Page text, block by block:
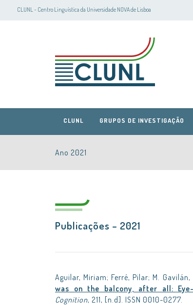
CLUNL - Centro Linguística da Universidade NOVA de Lisboa
CLUNL
CLUNL GRUPOS DE INVESTIGAÇÃO
Ano 2021
Publicações – 2021
Aguilar, Miriam; Ferré, Pilar; M.
was on the balcony, after all:
Cognition, 211, [n.d]. ISSN 0010-0277.